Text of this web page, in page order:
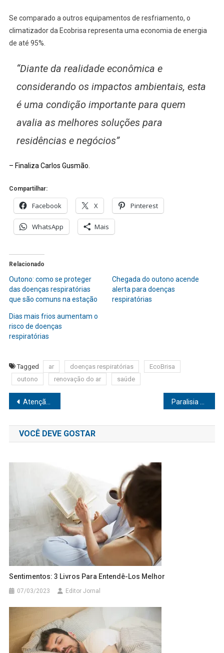
Se comparado a outros equipamentos de resfriamento, o
climatizador da Ecobrisa representa uma economia de energia
de até 95%.
“Diante da realidade econômica e
considerando os impactos ambientais, esta
é uma condição importante para quem
avalia as melhores soluções para
residências e negócios”
– Finaliza Carlos Gusmão.
Compartilhar:
Facebook X Pinterest
WhatsApp Mais
Relacionado
Outono: como se proteger
das doenças respiratórias
que são comuns na estação
Chegada do outono acende
alerta para doenças
respiratórias
Dias mais frios aumentam o
risco de doenças
respiratórias
Tagged ar doenças respiratórias
EcoBrisa
outono
renovação do ar saúde
Navegação
de
Post
Atenção aos efeitos do excesso de açúcar no seu corpo
VOCÊ DEVE GOSTAR
Sentimentos: 3 Livros Para Entendê-Los Melhor
07/03/2023 Editor Jornal